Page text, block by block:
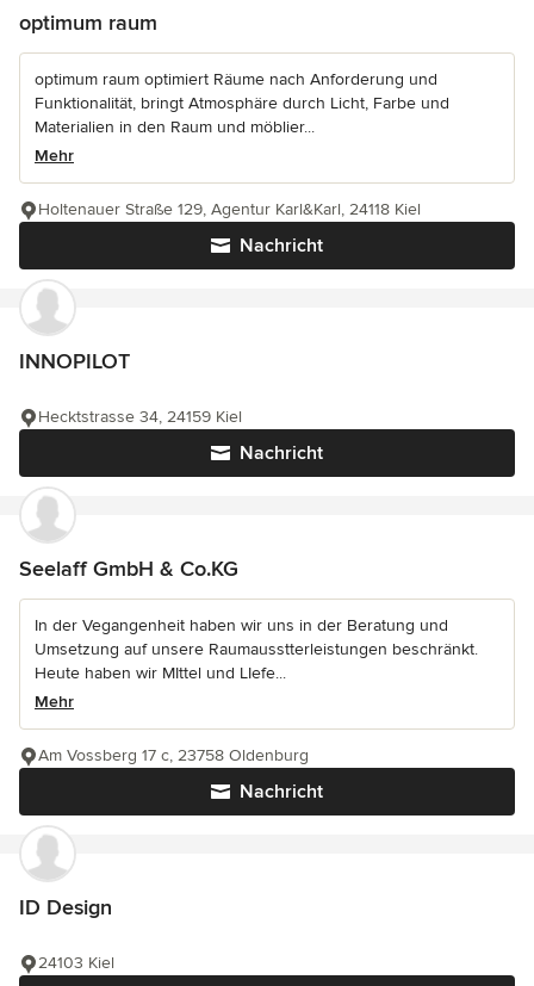
optimum raum
optimum raum optimiert Räume nach Anforderung und
Funktionalität, bringt Atmosphäre durch Licht, Farbe und
Materialien in den Raum und möblier...
Mehr
Nachricht
Holtenauer Straße 129, Agentur Karl&Karl, 24118 Kiel
INNOPILOT
Nachricht
Hecktstrasse 34, 24159 Kiel
Seelaff GmbH & Co.KG
In der Vegangenheit haben wir uns in der Beratung und
Umsetzung auf unsere Raumausstterleistungen beschränkt.
Heute haben wir MIttel und LIefe...
Mehr
Nachricht
Am Vossberg 17 c, 23758 Oldenburg
ID Design
24103 Kiel